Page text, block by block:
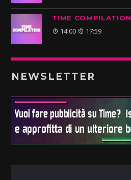
TIME COMPILATION
14:00 17:59
NEWSLETTER